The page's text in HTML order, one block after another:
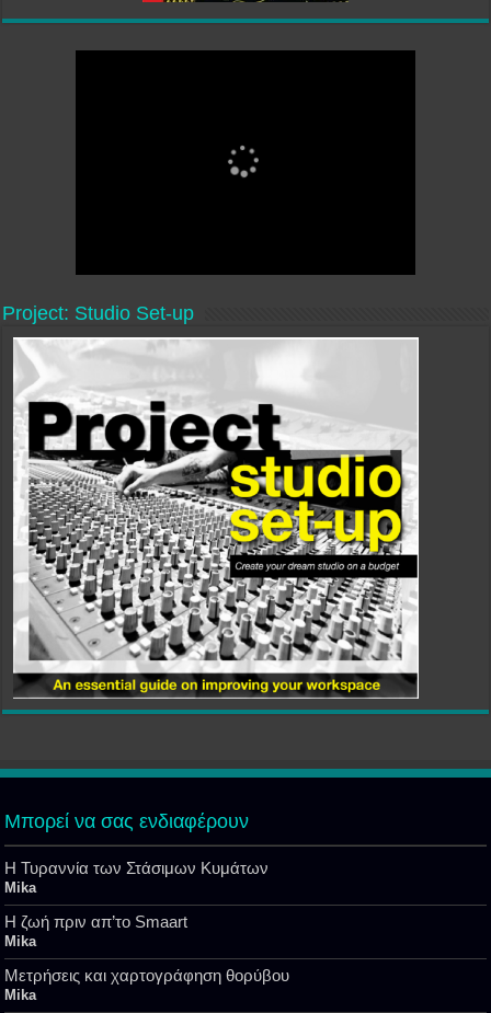
Project: Studio Set-up
Μπορεί να σας ενδιαφέρουν
Η Τυραννία των Στάσιμων Κυμάτων
Mika
Η ζωή πριν απ’το Smaart
Mika
Μετρήσεις και χαρτογράφηση θορύβου
Mika